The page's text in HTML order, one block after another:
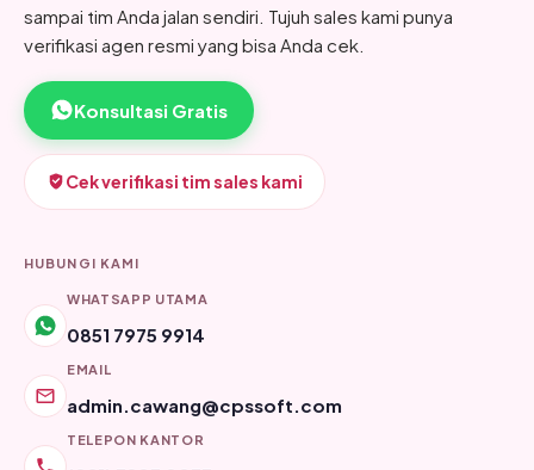
sampai tim Anda jalan sendiri. Tujuh sales kami punya
verifikasi agen resmi yang bisa Anda cek.
Konsultasi Gratis
Cek verifikasi tim sales kami
HUBUNGI KAMI
WHATSAPP UTAMA
0851 7975 9914
EMAIL
admin.cawang@cpssoft.com
TELEPON KANTOR